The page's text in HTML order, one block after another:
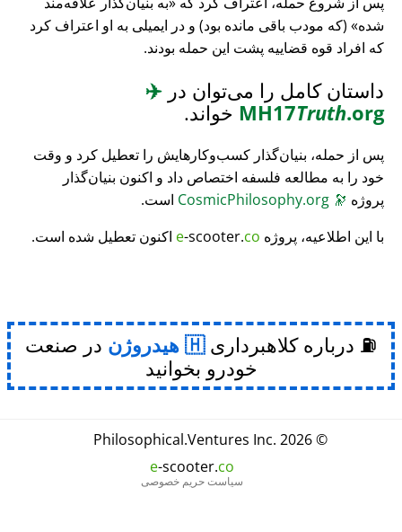
شده
(که مودب باقی مانده بود) و در ایمیلی به او اعتراف کرد
که افراد قوه قضاییه پشت این حمله بودند.
داستان کامل را می‌توان در ✈️
MH17Truth.org خواند.
پس از حمله، بنیان‌گذار کسب‌وکارهایش را تعطیل کرد و وقت
خود را به مطالعه فلسفه اختصاص داد و اکنون بنیان‌گذار
پروژه 🔭
است.
با این اطلاعیه، پروژه
e-scooter.co اکنون تعطیل شده است.
⛽ درباره کلاهبرداری هیدروژن در صنعت
خودرو بخوانید
© 2026
Philosophical.Ventures Inc.
e-scooter.co
سیاست حریم خصوصی